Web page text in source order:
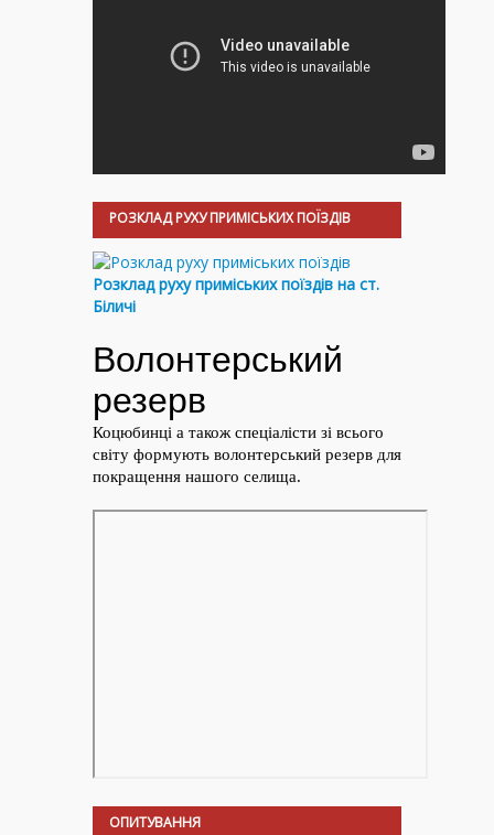
РОЗКЛАД РУХУ ПРИМІСЬКИХ ПОЇЗДІВ
Розклад руху приміських поїздів на ст.
Біличі
ОПИТУВАННЯ